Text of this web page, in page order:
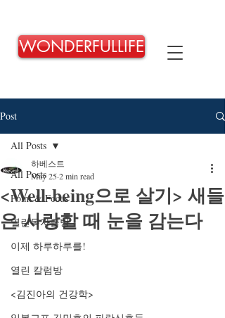
WONDERFULLIFE
Post
All Posts
Point & Focus
열린독자글방
이제 하루하루를!
열린 칼럼방
<김진아의 건강학>
All Posts
<Well-being으로 살기> 새들
은 사랑할 때 눈을 감는다
하베스트
May 252 min read